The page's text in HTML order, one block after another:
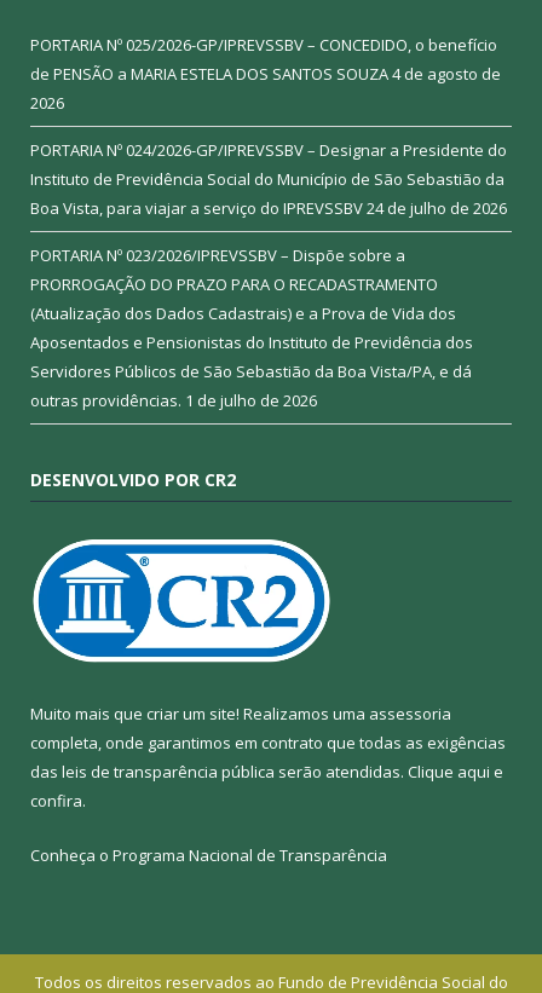
PORTARIA Nº 025/2026-GP/IPREVSSBV – CONCEDIDO, o benefício
de PENSÃO a MARIA ESTELA DOS SANTOS SOUZA4 de agosto de
2026
PORTARIA Nº 024/2026-GP/IPREVSSBV – Designar a Presidente do
Instituto de Previdência Social do Município de São Sebastião da
Boa Vista, para viajar a serviço do IPREVSSBV24 de julho de 2026
PORTARIA Nº 023/2026/IPREVSSBV – Dispõe sobre a
PRORROGAÇÃO DO PRAZO PARA O RECADASTRAMENTO
(Atualização dos Dados Cadastrais) e a Prova de Vida dos
Aposentados e Pensionistas do Instituto de Previdência dos
Servidores Públicos de São Sebastião da Boa Vista/PA, e dá
outras providências. 1 de julho de 2026
DESENVOLVIDO POR CR2
Muito mais que criar um site! Realizamos uma assessoria
completa, onde garantimos em contrato que todas as exigências
das leis de transparência pública serão atendidas. Clique aqui e
confira.
Conheça o Programa Nacional de Transparência
Todos os direitos reservados ao Fundo de Previdência Social do